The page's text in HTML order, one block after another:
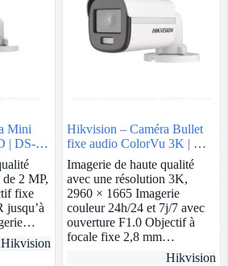
Mini
| DS-
2 MP,
fixe
jusqu’à
Hikvision
Hikvision – Caméra Bullet
fixe audio ColorVu 3K | DS-
2CE12KF0T-FS
Imagerie de haute qualité
avec une résolution 3K,
2960 × 1665 Imagerie
couleur 24h/24 et 7j/7 avec
ouverture F1.0 Objectif à
focale fixe 2,8 mm…
Hikvision